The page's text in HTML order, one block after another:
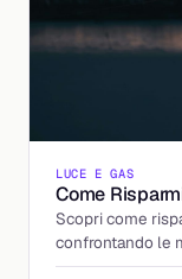
LUCE E GAS
Come
Scopri come
confrontando le
Billding.it.